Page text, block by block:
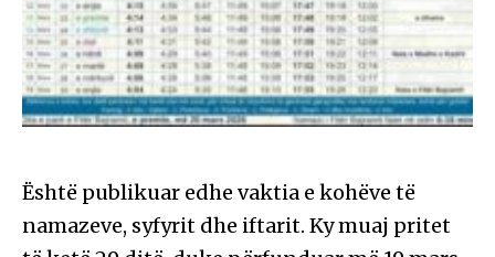
Është publikuar edhe vaktia e kohëve të
namazeve, syfyrit dhe iftarit. Ky muaj pritet